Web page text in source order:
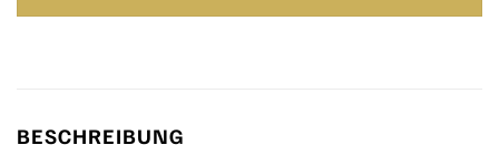
BESCHREIBUNG